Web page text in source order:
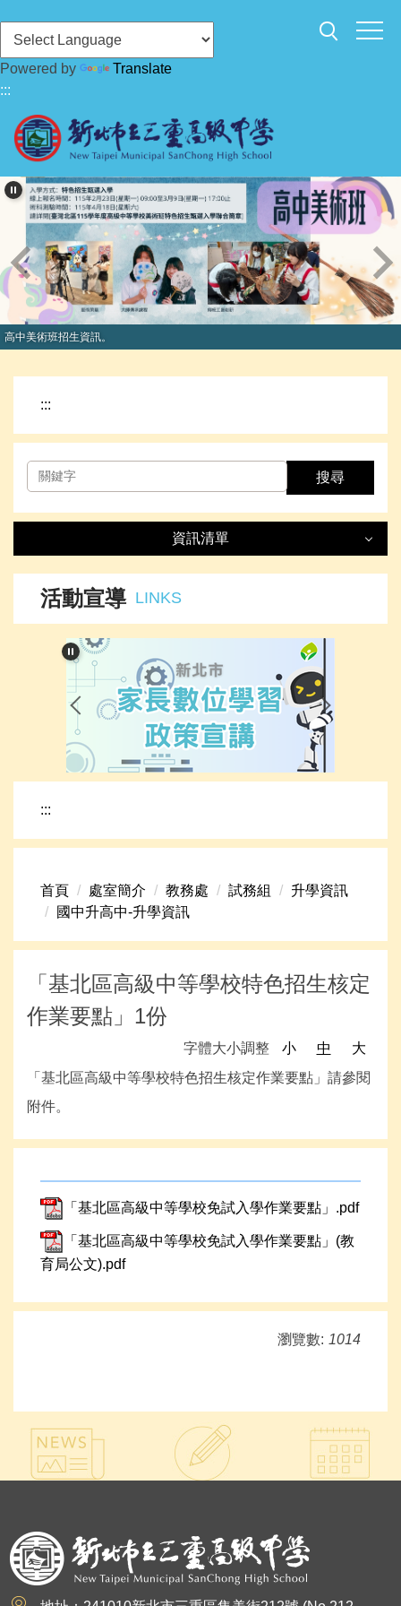
到
主
要
內
容
區
Powered by
Translate
:::
高中美術班招生資訊。
:::
搜尋
資訊清單
資訊清單 LIST
最新消息
處室簡介
榮譽事項
下載專區
網路資源
新生專區
學校組織
高中升學資訊
活動宣導 LINKS
:::
首頁 處室簡介 教務處 試務組
升學資訊
國中升高中-升學資訊
「基北區高級中等學校特色招生核定
作業要點」1份
字體大小調整 小 中
大
「基北區高級中等學校特色招生核定作業要點」請參閱
附件。
「基北區高級中等學校免試入學作業要點」.pdf
「基北區高級中等學校免試入學作業要點」(教
育局公文).pdf
瀏覽數: 1014